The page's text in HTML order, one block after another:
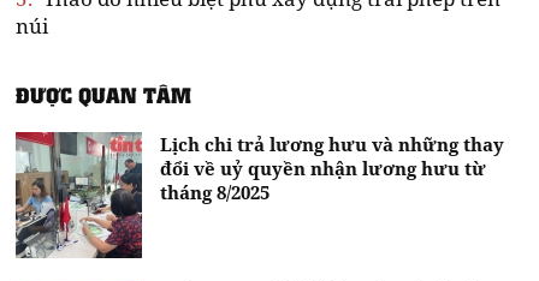
núi
ĐƯỢC QUAN TÂM
Lịch chi trả lương hưu và những thay
đổi về uỷ quyền nhận lương hưu từ
tháng 8/2025